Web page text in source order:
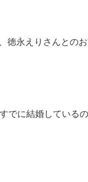
徳永えりさんとの
でに結婚している